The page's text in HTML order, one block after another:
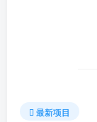
最新项目